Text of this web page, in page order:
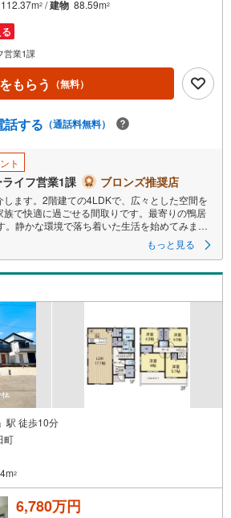
112.37m2 /建物 88.59m2
営業1課
もらう （無料）
話する （通話料無料）
ト
イフ営業1課 ブロンズ推奨店
ます。2階建ての4LDKで、広々とした空間を
で快適に過ごせる間取りです。最寄りの鴨居
。静かな環境で落ち着いた生活を始めてみませ
もっと見る
駅 徒歩10分
町
2
6,780万円